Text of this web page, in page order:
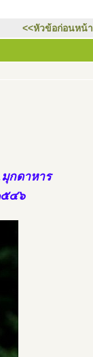
<<หัวข้อก่อนหน้า
กดาหาร
๕๔๖